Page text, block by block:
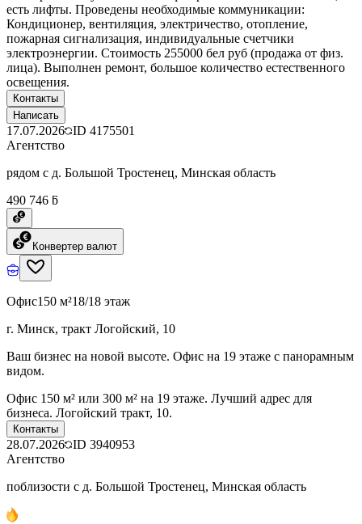
есть лифты. Проведены необходимые коммуникации:
Кондиционер, вентиляция, электричество, отопление,
пожарная сигнализация, индивидуальные счетчики
электроэнергии. Стоимость 255000 бел руб (продажа от физ.
лица). Выполнен ремонт, большое количество естественного
освещения.
Контакты
Написать
17.07.2026 ID 4175501
Агентство
рядом с д. Большой Тростенец, Минская область
490 746 ƃ
Конвертер валют
Офис150 м²18/18 этаж
г. Минск, тракт Логойский, 10
Ваш бизнес на новой высоте. Офис на 19 этаже с панорамным
видом.
Офис 150 м² или 300 м² на 19 этаже. Лучший адрес для
бизнеса. Логойский тракт, 10.
Контакты
28.07.2026 ID 3940953
Агентство
поблизости с д. Большой Тростенец, Минская область